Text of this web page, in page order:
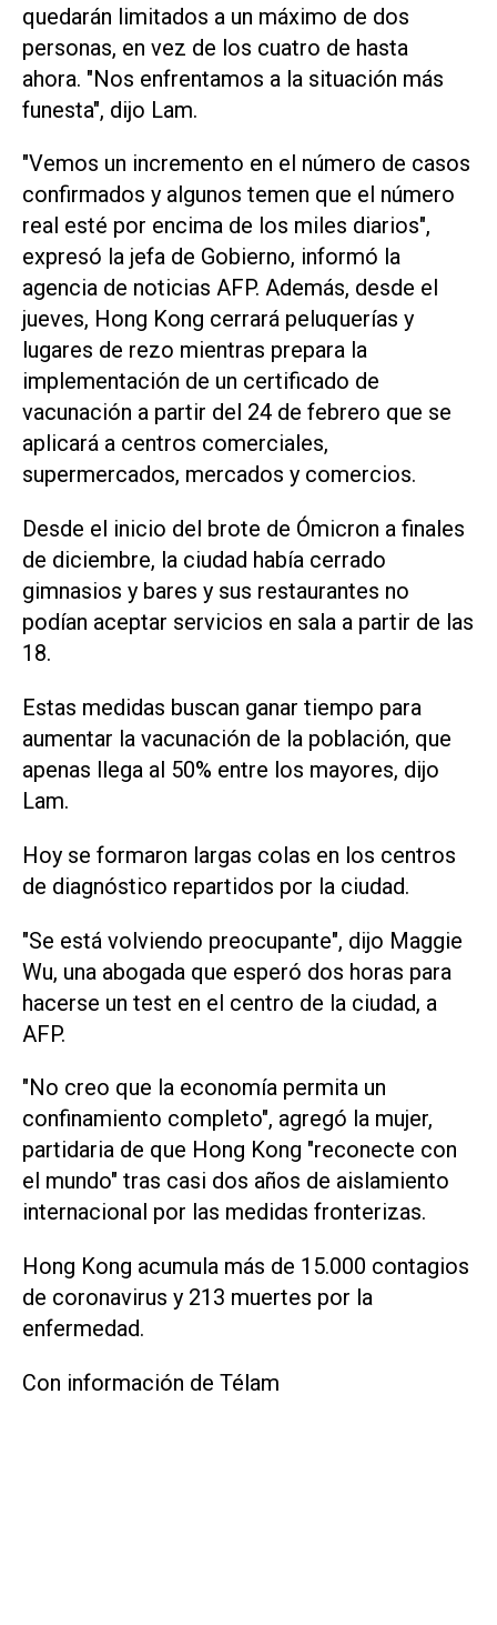
quedarán limitados a un máximo de dos
personas, en vez de los cuatro de hasta
ahora. "Nos enfrentamos a la situación más
funesta", dijo Lam.
"Vemos un incremento en el número de casos
confirmados y algunos temen que el número
real esté por encima de los miles diarios",
expresó la jefa de Gobierno, informó la
agencia de noticias AFP. Además, desde el
jueves, Hong Kong cerrará peluquerías y
lugares de rezo mientras prepara la
implementación de un certificado de
vacunación a partir del 24 de febrero que se
aplicará a centros comerciales,
supermercados, mercados y comercios.
Desde el inicio del brote de Ómicron a finales
de diciembre, la ciudad había cerrado
gimnasios y bares y sus restaurantes no
podían aceptar servicios en sala a partir de las
18.
Estas medidas buscan ganar tiempo para
aumentar la vacunación de la población, que
apenas llega al 50% entre los mayores, dijo
Lam.
Hoy se formaron largas colas en los centros
de diagnóstico repartidos por la ciudad.
"Se está volviendo preocupante", dijo Maggie
Wu, una abogada que esperó dos horas para
hacerse un test en el centro de la ciudad, a
AFP.
"No creo que la economía permita un
confinamiento completo", agregó la mujer,
partidaria de que Hong Kong "reconecte con
el mundo" tras casi dos años de aislamiento
internacional por las medidas fronterizas.
Hong Kong acumula más de 15.000 contagios
de coronavirus y 213 muertes por la
enfermedad.
Con información de Télam